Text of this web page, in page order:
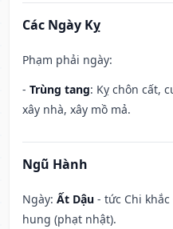
Các Ngày Kỵ
Phạm phải ngày:
- Trùng tang: Kỵ chôn cất,
xây nhà, xây mồ mả.
Ngũ Hành
Ngày: Ất Dậu - tức Chi
hung (phạt nhật).